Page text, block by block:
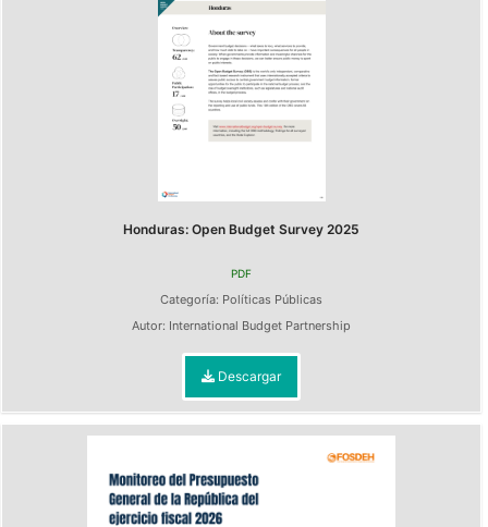
Honduras: Open Budget Survey 2025
PDF
Categoría: Políticas Públicas
Autor: International Budget Partnership
Descargar